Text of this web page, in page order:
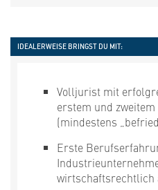
IDEALERWEISE BRINGST DU MIT:
Volljurist mit
erstem und zweitem
(mindestens
Erste
wirtschaftsrechtlich